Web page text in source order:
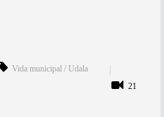
Vida municipal / Udala
21